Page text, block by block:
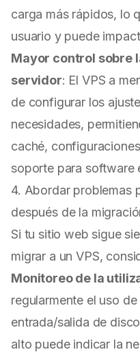
carga más rápidos, lo
usuario y puede
Mayor control sobre
servidor: El VPS a
de configurar los
necesidades,
caché,
soporte para software
4. Abordar problemas
después de la
Si tu sitio web sigue
migrar a un VPS,
Monitoreo de la
regularmente el uso
entrada/salida de
alto puede indicar la